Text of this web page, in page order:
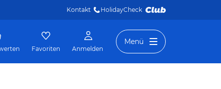
Kontakt HolidayCheck
Favoriten Anmelden
Menü